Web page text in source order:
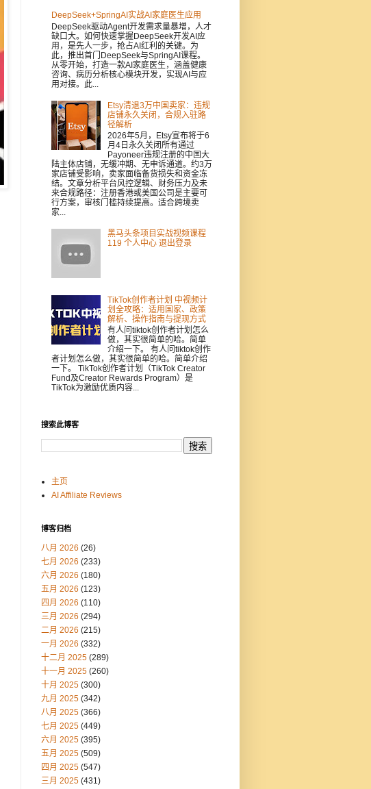
DeepSeek+SpringAI实战AI家庭医生应用
DeepSeek驱动Agent开发需求量暴增，人才
缺口大。如何快速掌握DeepSeek开发AI应
用，是先人一步，抢占AI红利的关键。为
此，推出首门DeepSeek与SpringAI课程。
从零开始，打造一款AI家庭医生，涵盖健康
咨询、病历分析核心模块开发，实现AI与应
用对接。此...
Etsy清退3万中国卖家：违规
店铺永久关闭，合规入驻路
径解析
2026年5月，Etsy宣布将于6
月4日永久关闭所有通过
Payoneer违规注册的中国大
陆主体店铺，无缓冲期、无申诉通道。约3万
家店铺受影响，卖家面临备货损失和资金冻
结。文章分析平台风控逻辑、财务压力及未
来合规路径：注册香港或美国公司是主要可
行方案，审核门槛持续提高。适合跨境卖
家...
黑马头条项目实战视频课程
119 个人中心 退出登录
TikTok创作者计划 中视频计
划全攻略：适用国家、政策
解析、操作指南与提现方式
有人问tiktok创作者计划怎么
做，其实很简单的哈。简单
介绍一下。 有人问tiktok创作
者计划怎么做，其实很简单的哈。简单介绍
一下。 TikTok创作者计划（TikTok Creator
Fund及Creator Rewards Program）是
TikTok为激励优质内容...
搜索此博客
主页
AI Affiliate Reviews
博客归档
八月 2026 (26)
七月 2026 (233)
六月 2026 (180)
五月 2026 (123)
四月 2026 (110)
三月 2026 (294)
二月 2026 (215)
一月 2026 (332)
十二月 2025 (289)
十一月 2025 (260)
十月 2025 (300)
九月 2025 (342)
八月 2025 (366)
七月 2025 (449)
六月 2025 (395)
五月 2025 (509)
四月 2025 (547)
三月 2025 (431)